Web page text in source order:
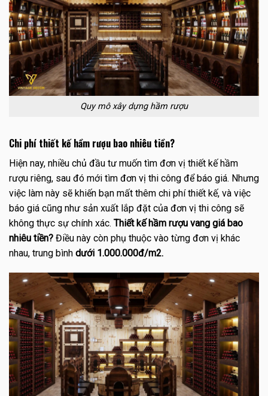
Quy mô xây dựng hầm rượu
Chi phí thiết kế hầm rượu bao nhiêu tiền?
Hiện nay, nhiều chủ đầu tư muốn tìm đơn vị thiết kế hầm
rượu riêng, sau đó mới tìm đơn vị thi công để báo giá. Nhưng
việc làm này sẽ khiến bạn mất thêm chi phí thiết kế, và việc
báo giá cũng như sản xuất lắp đặt của đơn vị thi công sẽ
không thực sự chính xác. Thiết kế hầm rượu vang giá bao
nhiêu tiền? Điều này còn phụ thuộc vào từng đơn vị khác
nhau, trung bình dưới 1.000.000đ/m2.